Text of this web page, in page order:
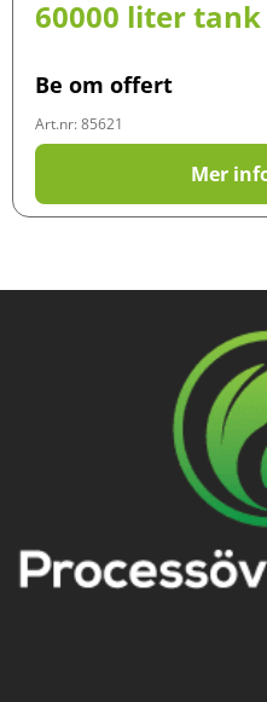
60000 liter tank
Be om offert
Art.nr: 85621
Mer